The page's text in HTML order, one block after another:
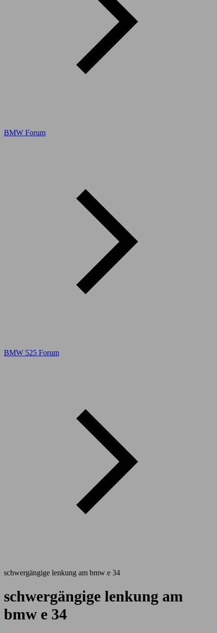
BMW Forum
BMW 525 Forum
schwergängige lenkung am bmw e 34
schwergängige lenkung am
bmw e 34